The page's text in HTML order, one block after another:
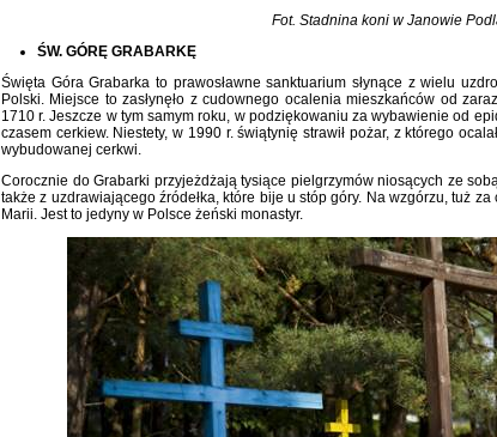
Fot. Stadnina koni w Janowie
ŚW. GÓRĘ GRABARKĘ
Święta Góra Grabarka to prawosławne sanktuarium słynące z wielu
Polski. Miejsce to zasłynęło z cudownego ocalenia mieszkańców od
1710 r. Jeszcze w tym samym roku, w podziękowaniu za wybawienie od
czasem cerkiew. Niestety, w 1990 r. świątynię strawił pożar, z którego
wybudowanej cerkwi.
Corocznie do Grabarki przyjeżdżają tysiące pielgrzymów niosących ze
także z uzdrawiającego źródełka, które bije u stóp góry. Na wzgórzu, tuż
Marii. Jest to jedyny w Polsce żeński monastyr.